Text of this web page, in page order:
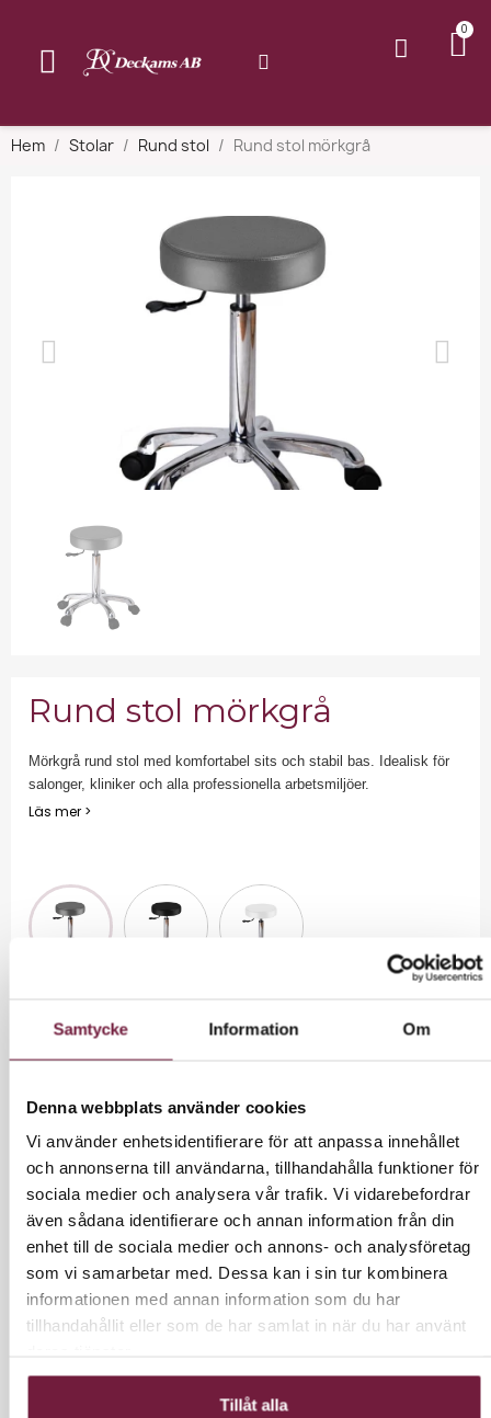
Samtycke Information Om
Denna webbplats använder cookies
Vi använder enhetsidentifierare för att anpassa innehållet
och annonserna till användarna, tillhandahålla funktioner för
sociala medier och analysera vår trafik. Vi vidarebefordrar
även sådana identifierare och annan information från din
enhet till de sociala medier och annons- och analysföretag
som vi samarbetar med. Dessa kan i sin tur kombinera
informationen med annan information som du har
tillhandahållit eller som de har samlat in när du har använt
Tillåt alla
Hem Stolar Rund stol Rund stol mörkgrå
Rund stol mörkgrå
Mörkgrå rund stol med komfortabel sits och stabil bas. Idealisk för
salonger, kliniker och alla professionella arbetsmiljöer.
Läs mer >
1 436,00 kr
LÄGG I VARUKORG
INFORMATION
Rund mörkgrå stol, bekväm, enkel och elegant.